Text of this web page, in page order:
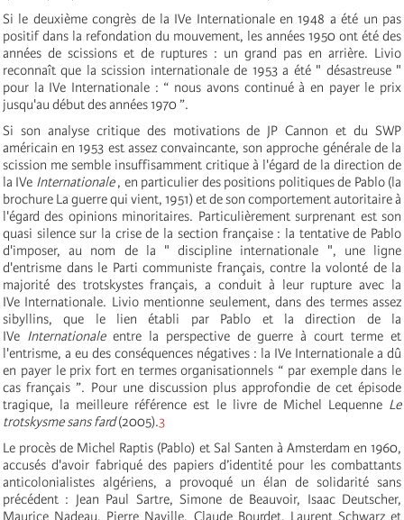
Si le deuxième congrès de la IVe Internationaleen 1948 a été un pas
positif dans la refondation du mouvement, les années 1950 ont été des
années de scissions et de ruptures : un grand pas en arrière. Livio
reconnaît que la scission internationale de 1953 a été " désastreuse "
pour la IVe Internationale : “ nous avons continué à en payer le prix
jusqu'au début des années 1970 ”.
Si son analyse critique des motivations de JP Cannon et du SWP
américain en 1953 est assez convaincante, son approche générale de la
scission me semble insuffisamment critique à l'égard de la direction de
la IVe Internationale, en particulier des positions politiques de Pablo (la
brochure La guerre qui vient, 1951) et de son comportement autoritaire à
l'égard des opinions minoritaires. Particulièrement surprenant est son
quasi silence sur la crise de la section française : la tentative de Pablo
d'imposer, au nom de la " discipline internationale ", une ligne
d'entrisme dans le Parti communiste français, contre la volonté de la
majorité des trotskystes français, a conduit à leur rupture avec la
IVe Internationale. Livio mentionne seulement, dans des termes assez
sibyllins, que le lien établi par Pablo et la direction de la
IVe Internationaleentre la perspective de guerre à court terme et
l'entrisme, a eu des conséquences négatives : la IVe Internationale a dû
en payer le prix fort en termes organisationnels “ par exemple dans le
cas français ”. Pour une discussion plus approfondie de cet épisode
tragique, la meilleure référence est le livre de Michel Lequenne Le
trotskysme sans fard(2005).3
Le procès de Michel Raptis (Pablo) et Sal Santen à Amsterdam en 1960,
accusés d'avoir fabriqué des papiers d’identité pour les combattants
anticolonialistes algériens, a provoqué un élan de solidarité sans
précédent : Jean Paul Sartre, Simone de Beauvoir, Isaac Deutscher,
Maurice Nadeau, Pierre Naville, Claude Bourdet, Laurent Schwarz et